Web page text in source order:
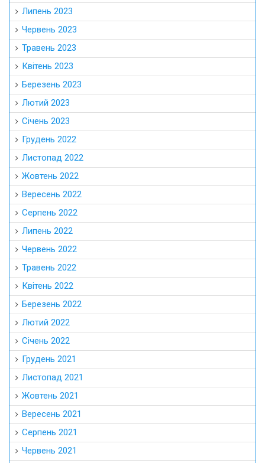
Липень 2023
Червень 2023
Травень 2023
Квітень 2023
Березень 2023
Лютий 2023
Січень 2023
Грудень 2022
Листопад 2022
Жовтень 2022
Вересень 2022
Серпень 2022
Липень 2022
Червень 2022
Травень 2022
Квітень 2022
Березень 2022
Лютий 2022
Січень 2022
Грудень 2021
Листопад 2021
Жовтень 2021
Вересень 2021
Серпень 2021
Червень 2021